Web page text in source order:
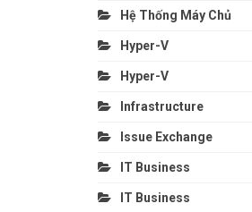
Hệ Thống Máy Chủ
Hyper-V
Hyper-V
Infrastructure
Issue Exchange
IT Business
IT Business